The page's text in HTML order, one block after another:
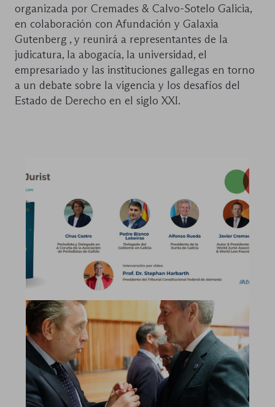
organizada por Cremades & Calvo-Sotelo Galicia,
en colaboración con Afundación y Galaxia
Gutenberg , y reunirá a representantes de la
judicatura, la abogacía, la universidad, el
empresariado y las instituciones gallegas en torno
a un debate sobre la vigencia y los desafíos del
Estado de Derecho en el siglo XXI.